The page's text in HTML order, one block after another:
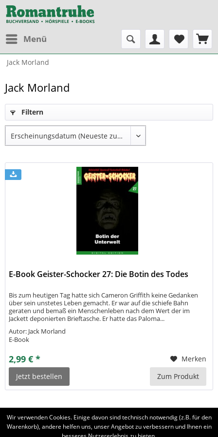
Menü
Jack Morland
Jack Morland
Filtern
E-Book Geister-Schocker 27: Die Botin des Todes
Bis zum heutigen Tag hatte sich Cameron Griffith keine Gedanken
über sein unstetes Leben gemacht. Er war auf die schiefe Bahn
geraten und bemaß ein Menschenleben nach dem Wert der im
Jackett deponierten Brieftasche. Er hatte das Paloma...
Autor: Jack Morland
E-Book
2,99 € *
Merken
Jetzt bestellen
Zum Produkt
Wir verwenden Cookies. Einige davon sind technisch notwendig (z.B. für den
Warenkorb), andere helfen uns, unser Angebot zu verbessern und Ihnen ein